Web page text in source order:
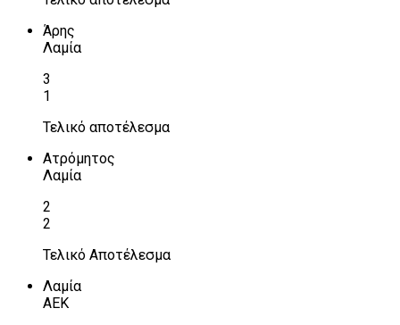
Άρης
Λαμία
3
1
Τελικό αποτέλεσμα
Ατρόμητος
Λαμία
2
2
Τελικό Αποτέλεσμα
Λαμία
ΑΕΚ